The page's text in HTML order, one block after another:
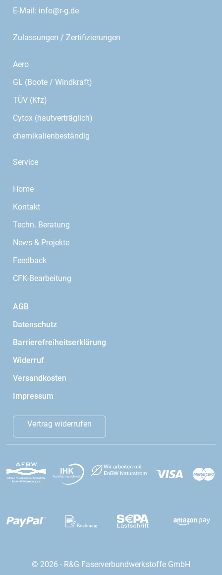
E-Mail: info@r-g.de
Zulassungen / Zertifizierungen
Aero
GL (Boote / Windkraft)
TÜV (Kfz)
Cytox (hautverträglich)
chemikalienbeständig
Service
Home
Kontakt
Techn. Beratung
News & Projekte
Feedback
CFK-Bearbeitung
AGB
Datenschutz
Barrierefreiheitserklärung
Widerruf
Versandkosten
Impressum
Vertrag widerrufen
© 2026 - R&G Faserverbundwerkstoffe GmbH